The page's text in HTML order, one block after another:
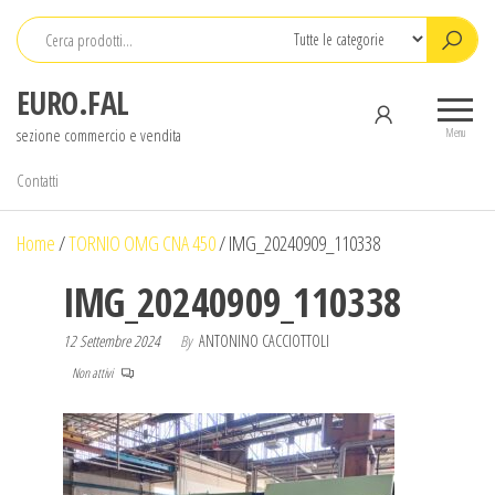
Salta
contenuto
EURO.FAL
sezione commercio e vendita Menu
Contatti
Home/TORNIO OMG CNA 450/IMG_20240909_110338
IMG_20240909_110338
12 Settembre 2024 By ANTONINO CACCIOTTOLI
Non attivi